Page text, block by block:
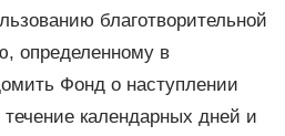
благотворительной
определенному в
Фонд о наступлении
течение календарных дней и